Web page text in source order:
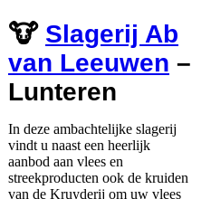
🐮 Slagerij Ab
van Leeuwen –
Lunteren
In deze ambachtelijke slagerij
vindt u naast een heerlijk
aanbod aan vlees en
streekproducten ook de kruiden
van de Kruyderij om uw vlees